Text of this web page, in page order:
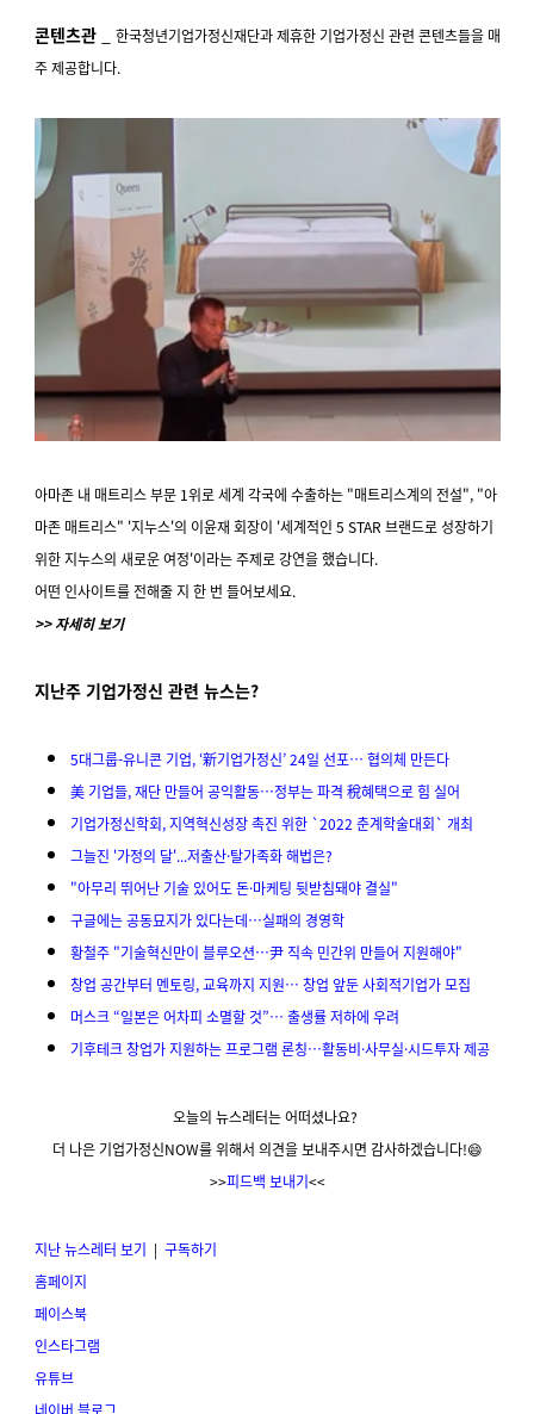
콘텐츠관
한국청년기업가정신재단과 제휴한 기업가정신 관련 콘텐츠들을 매
주 제공합니다.
아마존 내 매트리스 부문 1위로 세계 각국에 수출하는 "매트리스계의 전설", "아
마존 매트리스" '지누스'의 이윤재 회장이 '세계적인 5 STAR 브랜드로 성장하기
위한 지누스의 새로운 여정'이라는 주제로 강연을 했습니다.
어떤 인사이트를 전해줄 지 한 번 들어보세요.
>> 자세히 보기
지난주 기업가정신 관련 뉴스는?
5대그룹-유니콘 기업, ‘新기업가정신’ 24일 선포… 협의체 만든다
美 기업들, 재단 만들어 공익활동…정부는 파격 稅혜택으로 힘 실어
기업가정신학회, 지역혁신성장 촉진 위한 `2022 춘계학술대회` 개최
그늘진 '가정의 달'...저출산·탈가족화 해법은?
"아무리 뛰어난 기술 있어도 돈·마케팅 뒷받침돼야 결실"
구글에는 공동묘지가 있다는데…실패의 경영학
황철주 "기술혁신만이 블루오션…尹 직속 민간위 만들어 지원해야"
창업 공간부터 멘토링, 교육까지 지원… 창업 앞둔 사회적기업가 모집
머스크 “일본은 어차피 소멸할 것”… 출생률 저하에 우려
기후테크 창업가 지원하는 프로그램 론칭…활동비·사무실·시드투자 제공
오늘의 뉴스레터는 어떠셨나요?
더 나은 기업가정신NOW를 위해서 의견을 보내주시면 감사하겠습니다!😄
>>피드백 보내기<<
지난 뉴스레터 보기 | 구독하기
홈페이지
페이스북
인스타그램
유튜브
네이버 블로그